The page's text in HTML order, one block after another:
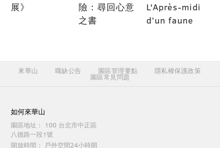
展》
險：尋回心意
之書
L'Après-midi
d’un faune
來華山 職缺公告 園區管理要點 隱私權保護政策
園區常見問題
如何來華山
園區地址：
100 台北市中正區
八德路一段1號
開放時間：
戶外空間24小時開